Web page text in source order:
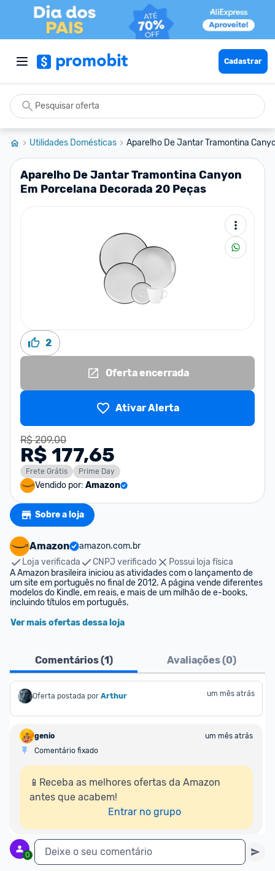
Cadastrar
Utilidades Domésticas Aparelho De Jantar Tramontina
Aparelho De Jantar Tramontina Canyon
Em Porcelana Decorada 20 Peças
2
Oferta encerrada
Ativar Alerta
R$ 209,00
R$ 177,65
Frete Grátis Prime Day
Vendido por: Amazon
Sobre a loja
Amazon
amazon.com.br
Loja verificada
CNPJ verificado
Possui loja física
A Amazon brasileira iniciou as atividades com o lançamento de
um site em português no final de 2012. A página vende diferentes
modelos do Kindle, em reais, e mais de um milhão de e-books,
incluindo títulos em português.
Ver mais ofertas dessa loja
Comentários (1) Avaliações (0)
Oferta postada por Arthur um mês atrás
genio
um mês atrás
Comentário fixado
📱Receba as melhores ofertas da Amazon
antes que acabem!
Entrar no grupo
0 Deixe o seu comentário